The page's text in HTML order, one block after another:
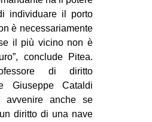
individuare il porto
è necessariamente
il più vicino non è
conclude Pitea.
di diritto
Giuseppe Cataldi
avvenire anche se
diritto di una nave